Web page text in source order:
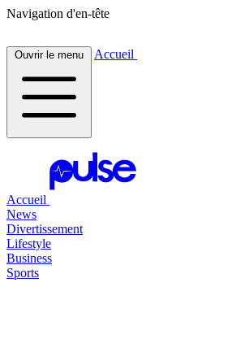
Navigation d'en-tête
Ouvrir le menu Accueil
Accueil
News
Divertissement
Lifestyle
Business
Sports